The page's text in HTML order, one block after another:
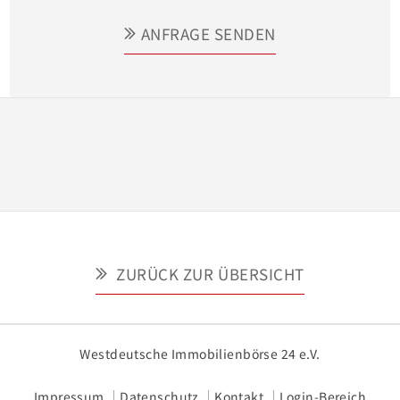
grüne Landesinnere und zum Erkunden der
ANFRAGE SENDEN
ZURÜCK ZUR ÜBERSICHT
Westdeutsche Immobilienbörse 24 e.V.